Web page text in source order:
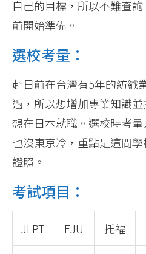
自己的目標，所以不難查
前開始準備。
選校考量：
赴日前在台灣有5年的紡織
過，所以想增加專業知識
想在日本就職。選校時考
也沒東京冷，重點是這間
證照。
考試項目：
JLPT EJU 托福